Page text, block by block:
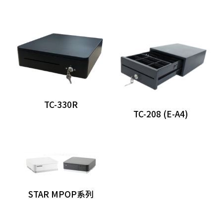
Panel PC
自助點餐機
條碼標籤機
TC-330R
TC-208 (E-A4)
STAR MPOP系列